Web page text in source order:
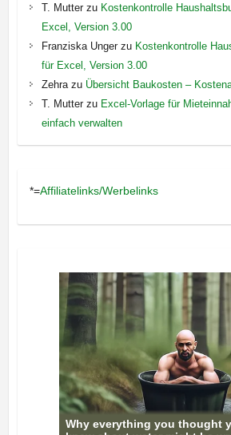
T. Mutterzu Kostenkontrolle
Excel, Version 3.00
Franziska Ungerzu Kostenkontrolle
für Excel, Version 3.00
Zehrazu Übersicht Baukosten –
T. Mutterzu Excel-Vorlage für
einfach verwalten
*=Affiliatelinks/Werbelinks